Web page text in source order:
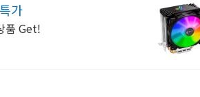
가
품 Get!